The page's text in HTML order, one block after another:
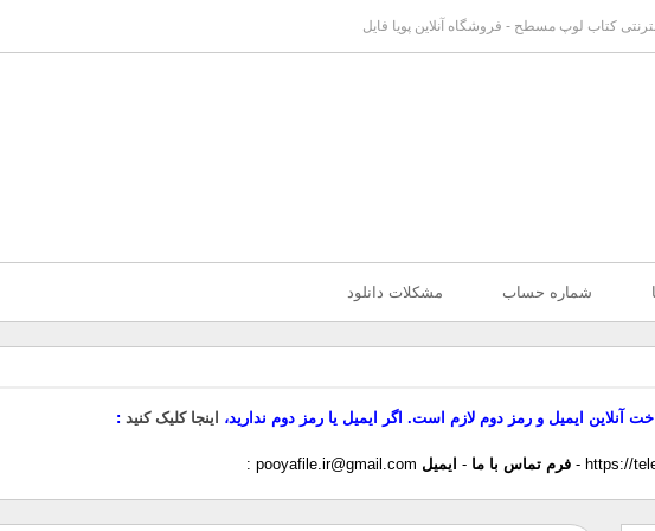
کتاب لوپ مسطح - فروشگاه آنلاین پویا فایل
شماره حساب مشکلات دانلود
آنلاین ایمیل و رمز دوم لازم است. اگر ایمیل یا رمز دوم ندارید، اینجا کلیک کنید
https://
- فرم تماس با ما - ایمیل pooyafile.ir@gmail.com